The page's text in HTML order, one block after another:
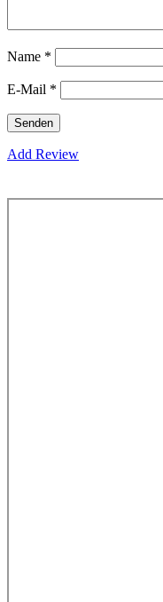
Name *
E-Mail *
Add Review